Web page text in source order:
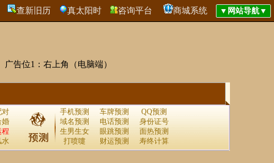
查新旧历 真太阳时 咨询平台 商城系统
广告位1：右上角（电脑端）
对
婚
程
水
手机预测 车牌预测
QQ预测
域名预测
电话预测
身份证号
生男生女
眼跳预测
面热预测
打喷嚏
财运预测 寿终计算